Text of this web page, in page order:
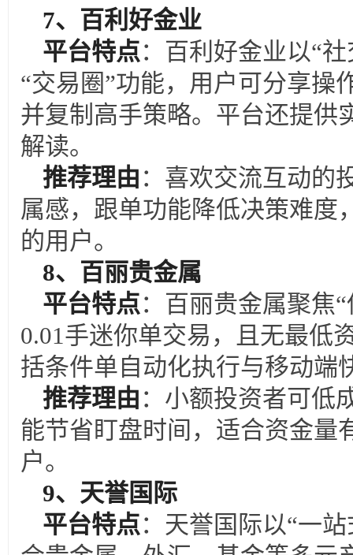
7、百利好金业
平台特点：百利好金业以“
“交易圈”功能，用户可分享操
并复制高手策略。平台还提供
解读。
推荐理由 ：喜欢交流互动的
属感，跟单功能降低决策难度
的用户。
8、百丽贵金属
平台特点：百丽贵金属聚焦
0.01手迷你单交易，且无最低
括条件单自动化执行与移动端
推荐理由 ：小额投资者可低
能节省盯盘时间，适合资金量
户。
9、天誉国际
平台特点：天誉国际以“一